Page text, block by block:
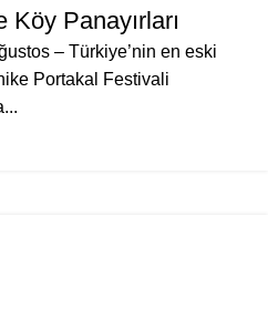
Panayırları
– Türkiye’nin en eski
Portakal Festivali